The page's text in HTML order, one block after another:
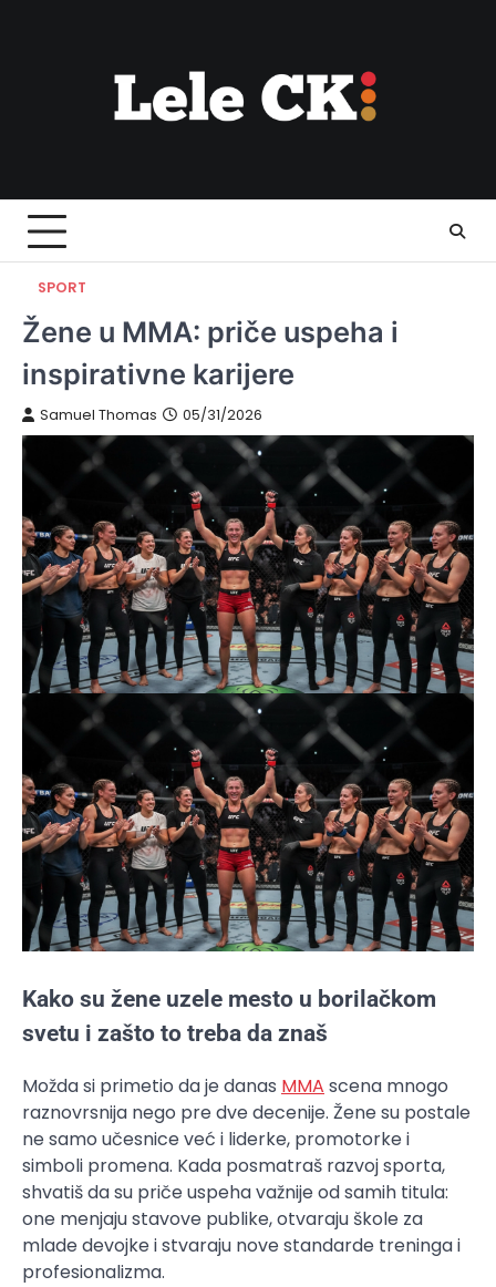
SPORT
Žene u MMA: priče uspeha i
inspirativne karijere
Samuel Thomas 05/31/2026
Kako su žene uzele mesto u borilačkom
svetu i zašto to treba da znaš
Možda si primetio da je danas MMA scena mnogo
raznovrsnija nego pre dve decenije. Žene su postale
ne samo učesnice već i liderke, promotorke i
simboli promena. Kada posmatraš razvoj sporta,
shvatiš da su priče uspeha važnije od samih titula:
one menjaju stavove publike, otvaraju škole za
mlade devojke i stvaraju nove standarde treninga i
profesionalizma.